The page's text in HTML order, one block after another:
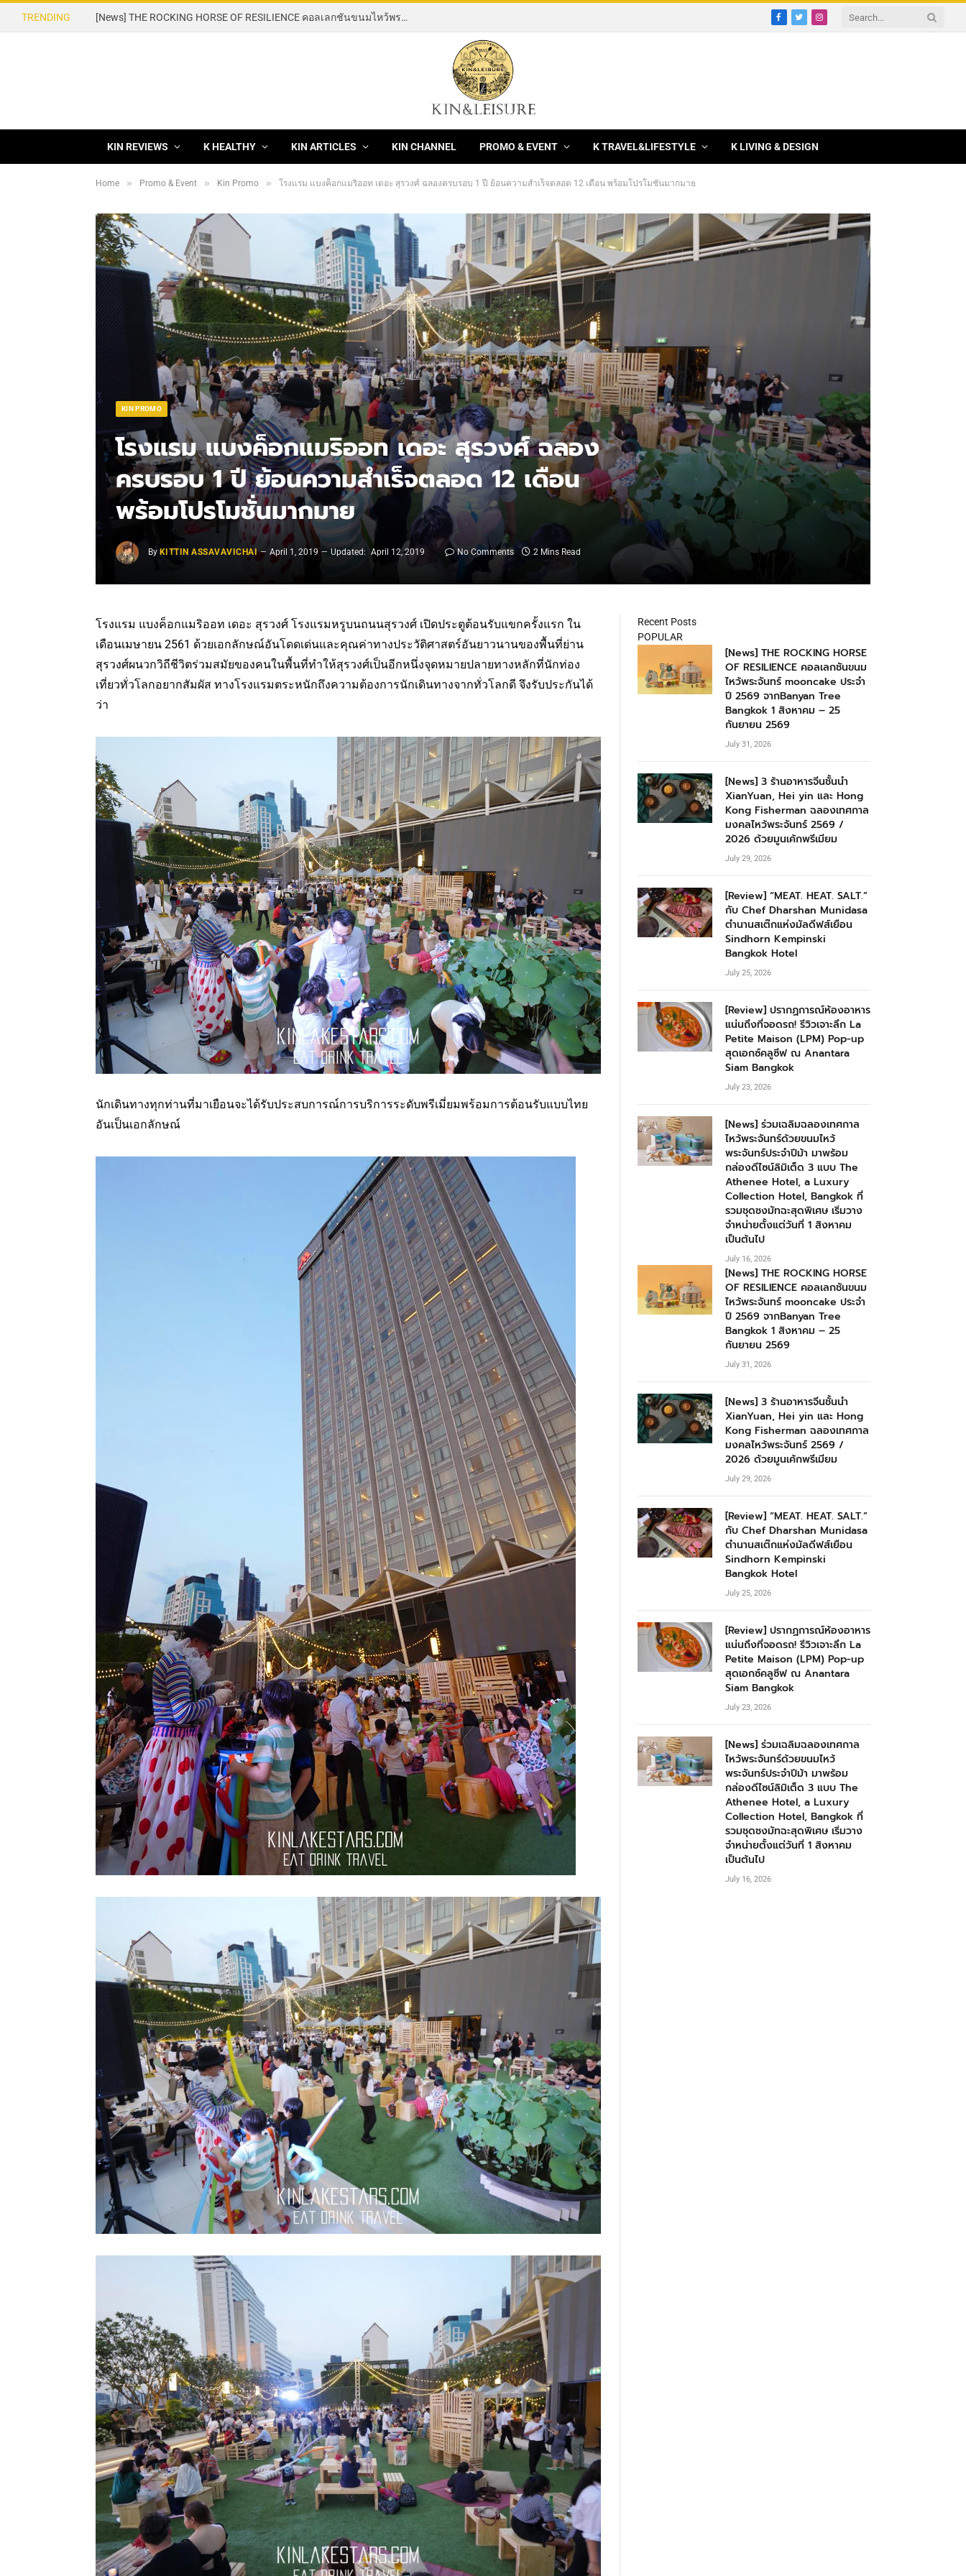
TRENDING [News] THE ROCKING HORSE OF RESILIENCE คอลเลกชันขนมไหว้พระจันทร์ mooncake ประจำปี 2569 จากBanyan Tree Bangkok 1 สิงหาคม – 25 กันยายน 2569
Facebook
TwitterInstagram
KIN REVIEWS K HEALTHY KIN ARTICLES KIN CHANNEL PROMO & EVENT K TRAVEL&LIFESTYLE K LIVING & DESIGN
Home » Promo & Event » Kin Promo » โรงแรม แบงค็อกแมริออท เดอะ สุรวงศ์ ฉลองครบรอบ 1 ปี ย้อนความสำเร็จตลอด 12 เดือน พร้อมโปรโมชั่นมากมาย
KIN PROMO
โรงแรม แบงค็อกแมริออท เดอะ สุรวงศ์ ฉลอง
ครบรอบ 1 ปี ย้อนความสำเร็จตลอด 12 เดือน
พร้อมโปรโมชั่นมากมาย
By KITTIN ASSAVAVICHAI April 1, 2019 Updated: April 12, 2019 No Comments 2 Mins Read
โรงแรม แบงค็อกแมริออท เดอะ สุรวงศ์ โรงแรมหรูบนถนนสุรวงศ์ เปิดประตูต้อนรับแขกครั้งแรก ใน
เดือนเมษายน 2561 ด้วยเอกลักษณ์อันโดดเด่นและคุณค่าทางประวัติศาสตร์อันยาวนานของพื้นที่ย่าน
สุรวงศ์ผนวกวิถีชีวิตร่วมสมัยของคนในพื้นที่ทำให้สุรวงศ์เป็นอีกหนึ่งจุดหมายปลายทางหลักที่นักท่อง
เที่ยวทั่วโลกอยากสัมผัส ทางโรงแรมตระหนักถึงความต้องการนักเดินทางจากทั่วโลกดี จึงรับประกันได้
ว่า
นักเดินทางทุกท่านที่มาเยือนจะได้รับประสบการณ์การบริการระดับพรีเมี่ยมพร้อมการต้อนรับแบบไทย
อันเป็นเอกลักษณ์
Recent Posts
POPULAR
[News] THE ROCKING HORSE
OF RESILIENCE คอลเลกชันขนม
ไหว้พระจันทร์ mooncake ประจำ
ปี 2569 จากBanyan Tree
Bangkok 1 สิงหาคม – 25
กันยายน 2569
July 31, 2026
[News] 3 ร้านอาหารจีนชั้นนำ
XianYuan, Hei yin และ Hong
Kong Fisherman ฉลองเทศกาล
มงคลไหว้พระจันทร์ 2569 /
2026 ด้วยมูนเค้กพรีเมียม
July 29, 2026
[Review] “MEAT. HEAT. SALT.”
กับ Chef Dharshan Munidasa
ตำนานสเต๊กแห่งมัลดีฟส์เยือน
Sindhorn Kempinski
Bangkok Hotel
July 25, 2026
[Review] ปรากฏการณ์ห้องอาหาร
แน่นถึงที่จอดรถ! รีวิวเจาะลึก La
Petite Maison (LPM) Pop-up
สุดเอกซ์คลูซีฟ ณ Anantara
Siam Bangkok
July 23, 2026
[News] ร่วมเฉลิมฉลองเทศกาล
ไหว้พระจันทร์ด้วยขนมไหว้
พระจันทร์ประจำปีม้า มาพร้อม
กล่องดีไซน์ลิมิเต็ด 3 แบบ The
Athenee Hotel, a Luxury
Collection Hotel, Bangkok ที่
รวมชุดชงมัทฉะสุดพิเศษ เริ่มวาง
จำหน่ายตั้งแต่วันที่ 1 สิงหาคม
เป็นต้นไป
July 16, 2026
[News] THE ROCKING HORSE
OF RESILIENCE คอลเลกชันขนม
ไหว้พระจันทร์ mooncake ประจำ
ปี 2569 จากBanyan Tree
Bangkok 1 สิงหาคม – 25
กันยายน 2569
July 31, 2026
[News] 3 ร้านอาหารจีนชั้นนำ
XianYuan, Hei yin และ Hong
Kong Fisherman ฉลองเทศกาล
มงคลไหว้พระจันทร์ 2569 /
2026 ด้วยมูนเค้กพรีเมียม
July 29, 2026
[Review] “MEAT. HEAT. SALT.”
กับ Chef Dharshan Munidasa
ตำนานสเต๊กแห่งมัลดีฟส์เยือน
Sindhorn Kempinski
Bangkok Hotel
July 25, 2026
[Review] ปรากฏการณ์ห้องอาหาร
แน่นถึงที่จอดรถ! รีวิวเจาะลึก La
Petite Maison (LPM) Pop-up
สุดเอกซ์คลูซีฟ ณ Anantara
Siam Bangkok
July 23, 2026
[News] ร่วมเฉลิมฉลองเทศกาล
ไหว้พระจันทร์ด้วยขนมไหว้
พระจันทร์ประจำปีม้า มาพร้อม
กล่องดีไซน์ลิมิเต็ด 3 แบบ The
Athenee Hotel, a Luxury
Collection Hotel, Bangkok ที่
รวมชุดชงมัทฉะสุดพิเศษ เริ่มวาง
จำหน่ายตั้งแต่วันที่ 1 สิงหาคม
เป็นต้นไป
July 16, 2026